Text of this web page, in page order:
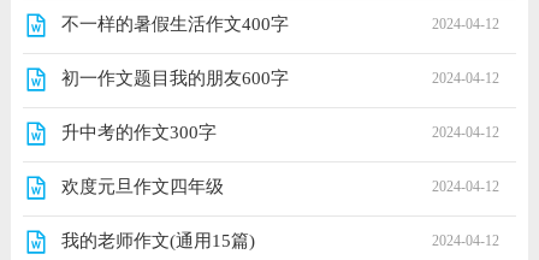
不一样的暑假生活作文400字 2024-04-12
初一作文题目我的朋友600字 2024-04-12
升中考的作文300字 2024-04-12
欢度元旦作文四年级 2024-04-12
我的老师作文(通用15篇) 2024-04-12